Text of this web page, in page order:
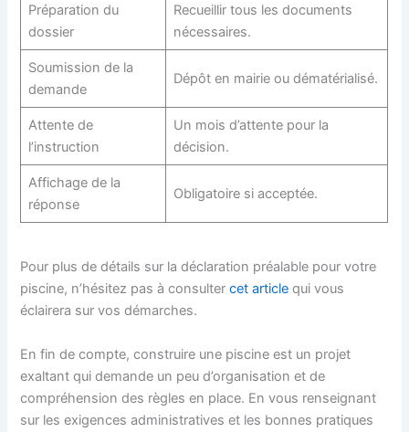
Préparation du
dossier
Recueillir tous les documents
nécessaires.
Soumission de la
demande
Dépôt en mairie ou dématérialisé.
Attente de
l’instruction
Un mois d’attente pour la
décision.
Affichage de la
réponse
Obligatoire si acceptée.
Pour plus de détails sur la déclaration préalable pour votre
piscine, n’hésitez pas à consultercet article qui vous
éclairera sur vos démarches.
En fin de compte, construire une piscine est un projet
exaltant qui demande un peu d’organisation et de
compréhension des règles en place. En vous renseignant
sur les exigences administratives et les bonnes pratiques